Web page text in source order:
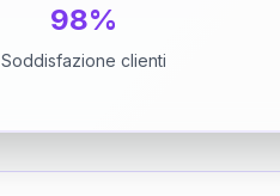
98%
Soddisfazione clienti